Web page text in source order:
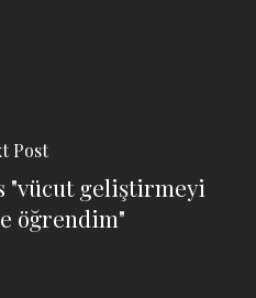
Post
"vücut geliştirmeyi
öğrendim"